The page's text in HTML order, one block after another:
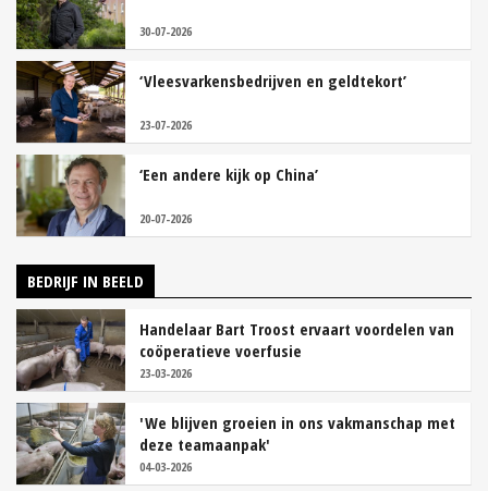
30-07-2026
‘Vleesvarkensbedrijven en geldtekort’
23-07-2026
‘Een andere kijk op China’
20-07-2026
BEDRIJF IN BEELD
Handelaar Bart Troost ervaart voordelen van
coöperatieve voerfusie
23-03-2026
'We blijven groeien in ons vakmanschap met
deze teamaanpak'
04-03-2026